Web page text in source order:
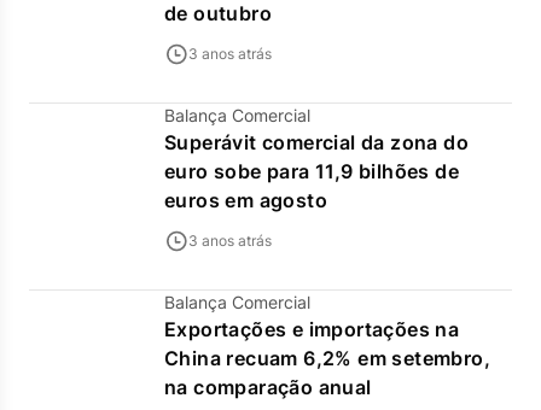
de outubro
3 anos atrás
Balança Comercial
Superávit comercial da zona do
euro sobe para 11,9 bilhões de
euros em agosto
3 anos atrás
Balança Comercial
Exportações e importações na
China recuam 6,2% em setembro,
na comparação anual